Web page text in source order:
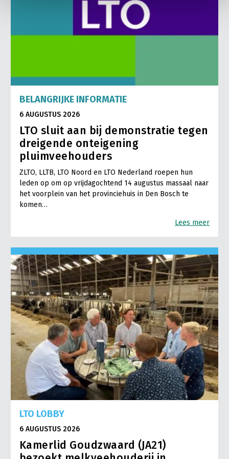
BELANGRIJKE INFORMATIE
6 AUGUSTUS 2026
LTO sluit aan bij demonstratie tegen
dreigende onteigening
pluimveehouders
ZLTO, LLTB, LTO Noord en LTO Nederland roepen hun
leden op om op vrijdagochtend 14 augustus massaal naar
het voorplein van het provinciehuis in Den Bosch te
komen…
Lees meer
LTO LOBBY
6 AUGUSTUS 2026
Kamerlid Goudzwaard (JA21)